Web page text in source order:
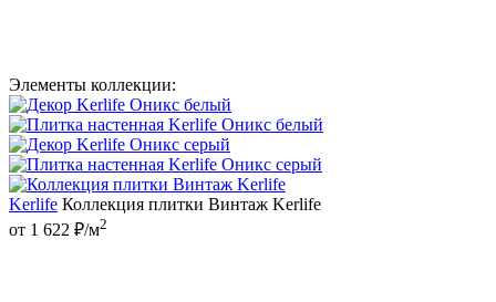
Элементы коллекции:
Kerlife Коллекция плитки Винтаж Kerlife
от 1 622 ₽/м2